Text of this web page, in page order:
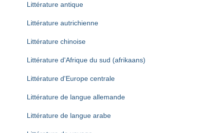
Littérature antique
Littérature autrichienne
Littérature chinoise
Littérature d'Afrique du sud (afrikaans)
Littérature d'Europe centrale
Littérature de langue allemande
Littérature de langue arabe